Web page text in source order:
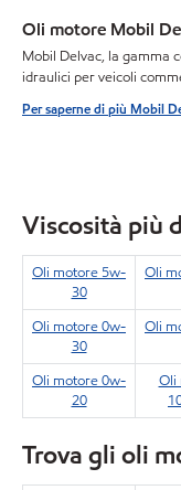
Oli motore Mobil
Mobil Delvac, la gamma
idraulici per veicoli
Per saperne di più Mobil
Viscosità più
Oli motore 5w-
30
Oli
Oli motore 0w-
30
Oli
Oli motore 0w-
20
Oli
Trova gli oli